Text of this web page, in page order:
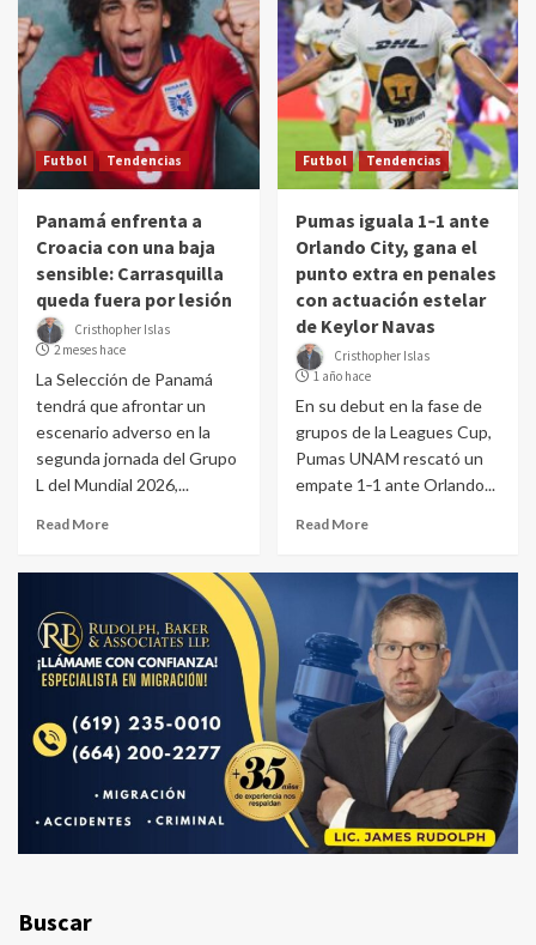
Futbol Tendencias
Panamá enfrenta a
Croacia con una baja
sensible: Carrasquilla
queda fuera por lesión
Cristhopher Islas
2 meses hace
La Selección de Panamá
tendrá que afrontar un
escenario adverso en la
segunda jornada del Grupo
L del Mundial 2026,...
Read More
Futbol Tendencias
Pumas iguala 1‑1 ante
Orlando City, gana el
punto extra en penales
con actuación estelar
de Keylor Navas
Cristhopher Islas
1 año hace
En su debut en la fase de
grupos de la Leagues Cup,
Pumas UNAM rescató un
empate 1‑1 ante Orlando...
Read More
Buscar